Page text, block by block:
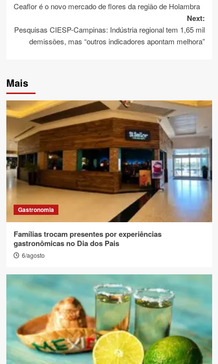
Ceaflor é o novo mercado de flores da região de Holambra
Next:
Pesquisas CIESP-Campinas: Indústria regional tem 1,65 mil
demissões, mas “outros indicadores apontam melhora”
Mais
Gastronomia
Famílias trocam presentes por experiências
gastronômicas no Dia dos Pais
6/agosto